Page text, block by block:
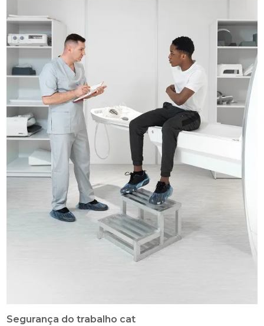
Segurança do trabalho cat